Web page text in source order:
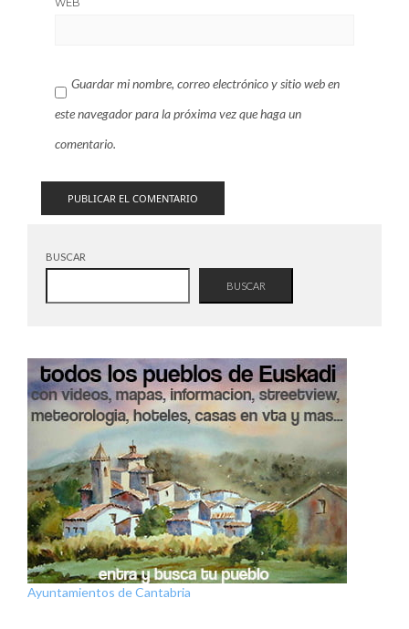
WEB
Guardar mi nombre, correo electrónico y sitio web en
este navegador para la próxima vez que haga un
comentario.
BUSCAR
BUSCAR
Ayuntamientos de Cantabria